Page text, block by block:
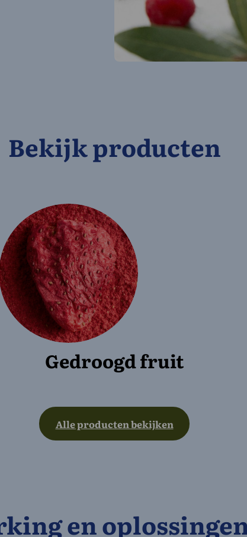
Bekijk producten
Gedroogd fruit
Alle producten bekijken
en